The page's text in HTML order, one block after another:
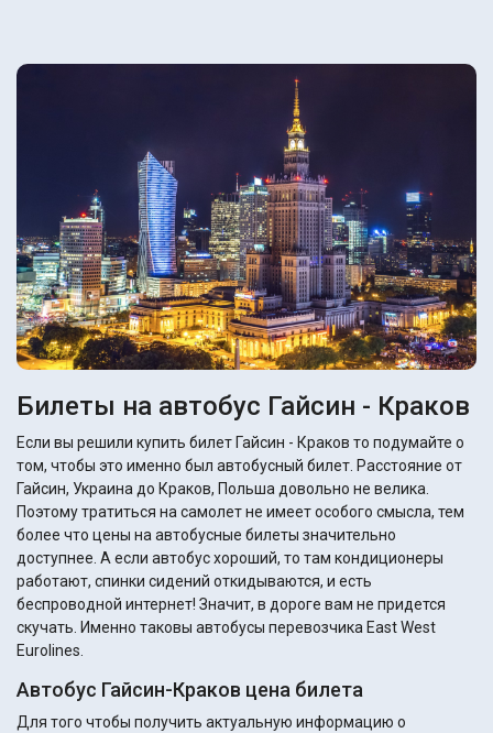
Билеты на автобус Гайсин - Краков
Если вы решили купить билет Гайсин - Краков то подумайте о
том, чтобы это именно был автобусный билет. Расстояние от
Гайсин, Украина до Краков, Польша довольно не велика.
Поэтому тратиться на самолет не имеет особого смысла, тем
более что цены на автобусные билеты значительно
доступнее. А если автобус хороший, то там кондиционеры
работают, спинки сидений откидываются, и есть
беспроводной интернет! Значит, в дороге вам не придется
скучать. Именно таковы автобусы перевозчика East West
Eurolines.
Автобус Гайсин-Краков цена билета
Для того чтобы получить актуальную информацию о